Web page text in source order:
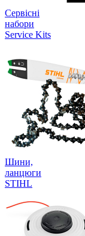
Сервісні
набори
Service Kits
Шини,
ланцюги
STIHL